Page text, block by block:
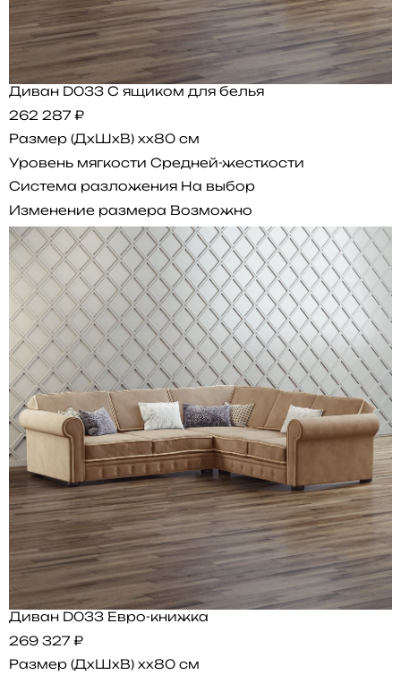
Диван D033 С ящиком для белья
262 287 ₽
Размер (ДхШхВ) xx80 см
Уровень мягкости Средней-жесткости
Система разложения На выбор
Изменение размера Возможно
Диван D033 Евро-книжка
269 327 ₽
Размер (ДхШхВ) xx80 см